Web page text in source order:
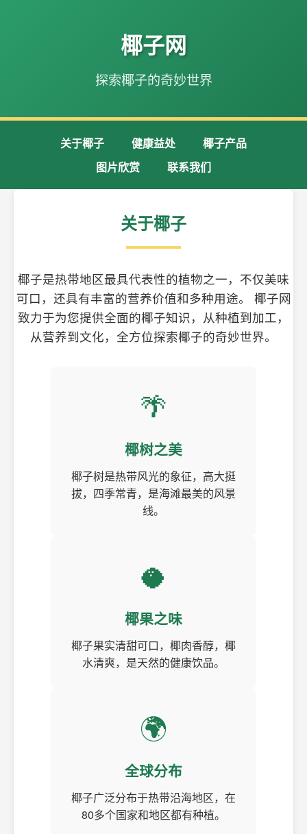
椰子网
探索椰子的奇妙世界
关于椰子 健康益处
椰子产品
图片欣赏
联系我们
关于椰子
椰子是热带地区最具代表性的植物之一，不仅美味
可口，还具有丰富的营养价值和多种用途。 椰子网
致力于为您提供全面的椰子知识，从种植到加工，
从营养到文化，全方位探索椰子的奇妙世界。
🌴
椰树之美
椰子树是热带风光的象征，高大挺
拔，四季常青，是海滩最美的风景
线。
🥥
椰果之味
椰子果实清甜可口，椰肉香醇，椰
水清爽，是天然的健康饮品。
🌍
全球分布
椰子广泛分布于热带沿海地区，在
80多个国家和地区都有种植。